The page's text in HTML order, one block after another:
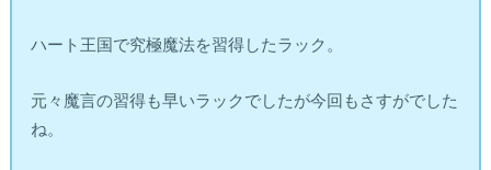
ハート王国で究極魔法を習得したラック。
元々魔言の習得も早いラックでしたが今回もさすがでした
ね。